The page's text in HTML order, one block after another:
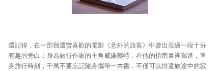
創意出版服務
還記得，在一部我還蠻喜歡的電影《意外的旅客》中曾出現過一段十分
有趣的旁白：身為旅行作家的主角威廉赫特，在他的指南書裡寫道，單
身旅行時刻，千萬不要忘記隨身攜帶一本書，不僅可以排遣旅途中的寂